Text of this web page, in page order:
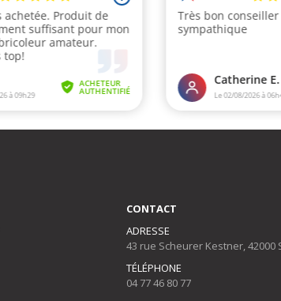
CONTACT
ADRESSE
43 rue Scheurer Kestner, 42000
TÉLÉPHONE
04 77 46 80 77